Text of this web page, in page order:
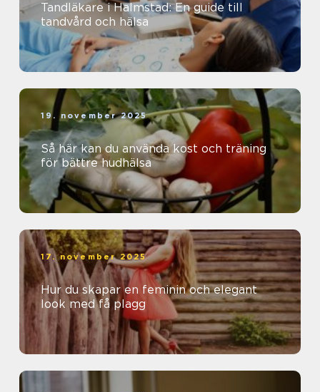
Tandläkare i Halmstad: En guide till
tandvård och hälsa
19. november 2025
Så här kan du använda kost och träning
för bättre hudhälsa
17. november 2025
Hur du skapar en feminin och elegant
look med få plagg